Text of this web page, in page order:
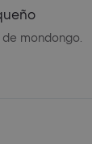
mondongo.